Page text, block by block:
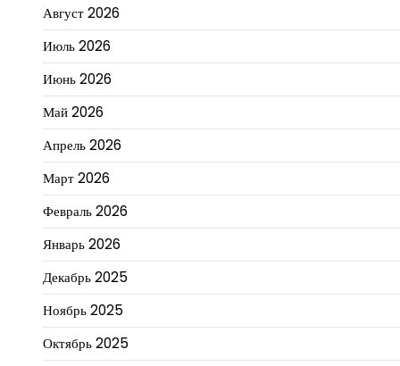
Август 2026
Июль 2026
Июнь 2026
Май 2026
Апрель 2026
Март 2026
Февраль 2026
Январь 2026
Декабрь 2025
Ноябрь 2025
Октябрь 2025